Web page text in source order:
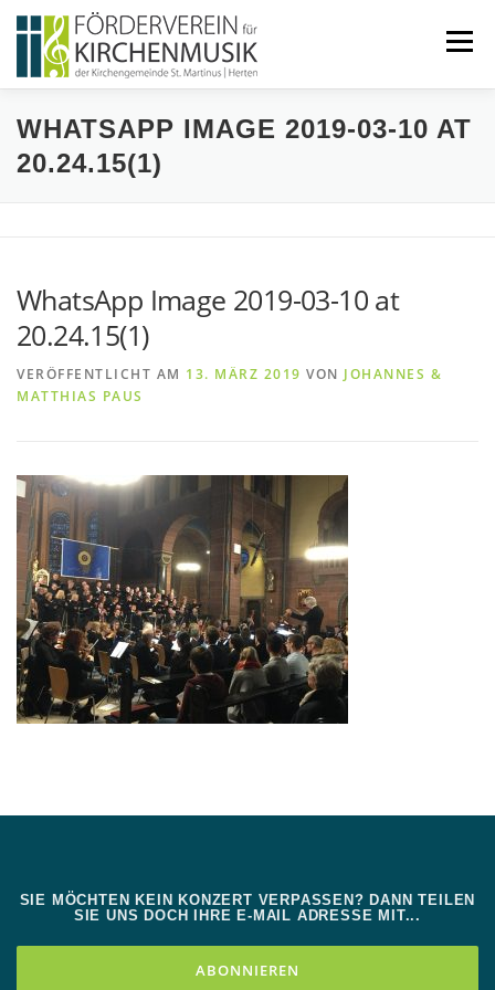
Inhalt
springen
Menü
START ÜBER UNS
BEITRETEN IMPRESSUM
WHATSAPP IMAGE 2019-03-10 AT
20.24.15(1)
WhatsApp Image 2019-03-10 at
20.24.15(1)
VERÖFFENTLICHT AM 13. MÄRZ 2019 VON JOHANNES &
MATTHIAS PAUS
SIE MÖCHTEN KEIN KONZERT VERPASSEN? DANN TEILEN
SIE UNS DOCH IHRE E-MAIL ADRESSE MIT...